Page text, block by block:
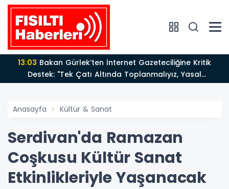
13:03
Destek: "Tek Çatı Altında Toplanmalıyız, Yasal
Düzenlemeye Hazırız"
Anasayfa Kültür & Sanat
Serdivan'da Ramazan
Coşkusu Kültür Sanat
Etkinlikleriyle Yaşanacak